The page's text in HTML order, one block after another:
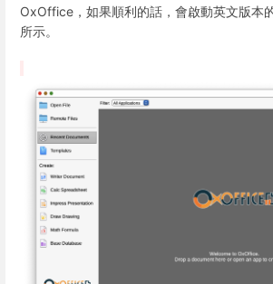
OxOffice，如果順利的話，會啟動英文版本
所示。